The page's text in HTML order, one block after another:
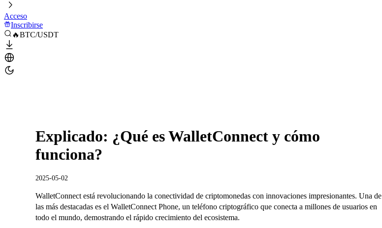
Acceso
Inscribirse
🔥BTC/USDT
Explicado: ¿Qué es WalletConnect y cómo
funciona?
2025-05-02
WalletConnect está revolucionando la conectividad de criptomonedas con innovaciones impresionantes. Una de
las más destacadas es el WalletConnect Phone, un teléfono criptográfico que conecta a millones de usuarios en
todo el mundo, demostrando el rápido crecimiento del ecosistema.